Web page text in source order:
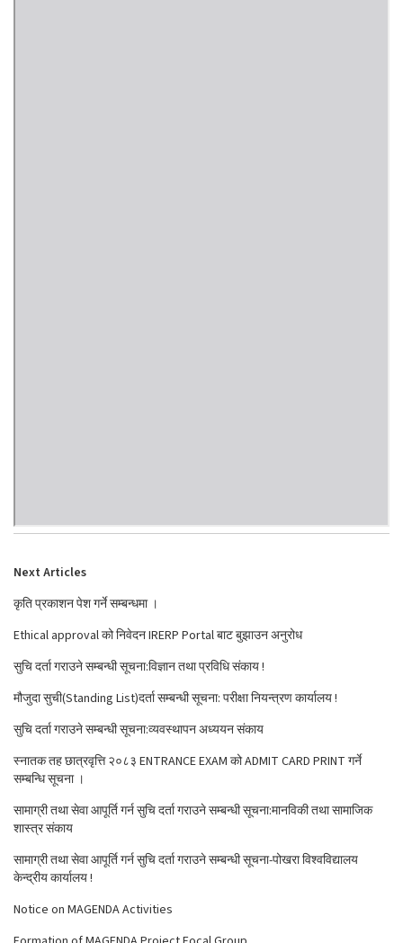
Next Articles
कृति प्रकाशन पेश गर्ने सम्बन्धमा ।
Ethical approval को निवेदन IRERP Portal बाट बुझाउन अनुरोध
सुचि दर्ता गराउने सम्बन्धी सूचना:विज्ञान तथा प्रविधि संकाय !
मौजुदा सुची(Standing List)दर्ता सम्बन्धी सूचना: परीक्षा नियन्त्रण कार्यालय !
सुचि दर्ता गराउने सम्बन्धी सूचना:व्यवस्थापन अध्ययन संकाय
स्नातक तह छात्रवृत्ति २०८३ ENTRANCE EXAM को ADMIT CARD PRINT गर्ने
सम्बन्धि सूचना ।
सामाग्री तथा सेवा आपूर्ति गर्न सुचि दर्ता गराउने सम्बन्धी सूचना:मानविकी तथा सामाजिक
शास्त्र संकाय
सामाग्री तथा सेवा आपूर्ति गर्न सुचि दर्ता गराउने सम्बन्धी सूचना-पोखरा विश्वविद्यालय
केन्द्रीय कार्यालय !
Notice on MAGENDA Activities